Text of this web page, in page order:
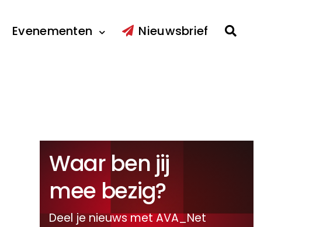
Evenementen Nieuwsbrief
Waar ben jij
mee bezig?
Deel je nieuws met AVA_Net